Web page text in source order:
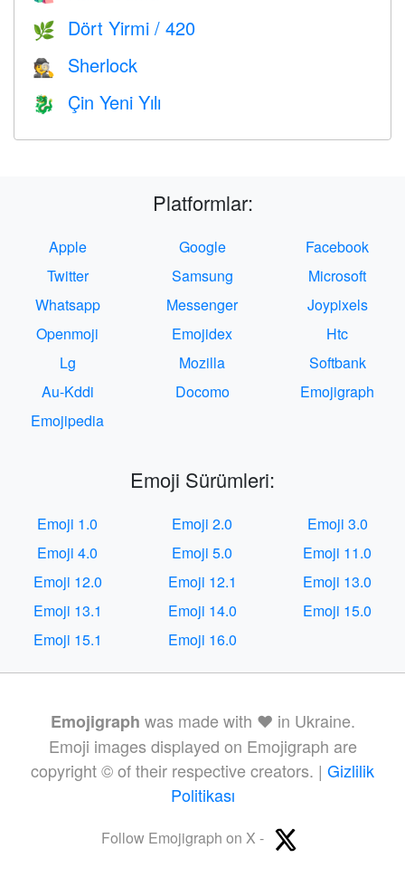
🌿 Dört Yirmi / 420
🕵️ Sherlock
🐉 Çin Yeni Yılı
Platformlar:
Apple Google
Facebook
Twitter
Samsung
Microsoft
Whatsapp
Messenger
Joypixels
Openmoji
Emojidex
Htc
Lg
Mozilla
Softbank
Au-Kddi
Docomo
Emojigraph
Emojipedia
Emoji Sürümleri:
Emoji 1.0 Emoji 2.0
Emoji 3.0
Emoji 4.0
Emoji 5.0
Emoji 11.0
Emoji 12.0
Emoji 12.1
Emoji 13.0
Emoji 13.1
Emoji 14.0
Emoji 15.0
Emoji 15.1
Emoji 16.0
Emojigraph was made with ❤️ in Ukraine.
Emoji images displayed on Emojigraph are
copyright © of their respective creators. | Gizlilik
Politikası
Follow Emojigraph on X -